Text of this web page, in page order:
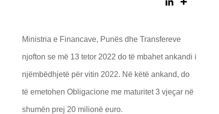
Ministria e Financave, Punës dhe Transfereve
njofton se më 13 tetor 2022 do të mbahet ankandi i
njëmbëdhjetë për vitin 2022. Në këtë ankand, do
të emetohen Obligacione me maturitet 3 vjeçar në
shumën prej 20 milionë euro.